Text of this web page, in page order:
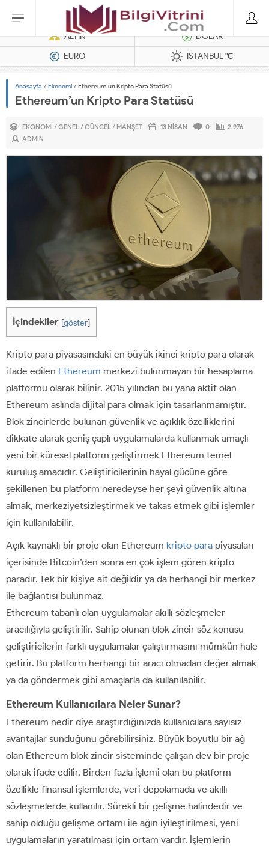
Dizel Jeneratörler
ALTIN
DOLAR
EURO
İSTANBUL°C
Anasayfa »Ekonomi »Ethereum’un Kripto Para Statüsü
Ethereum’un Kripto Para Statüsü
EKONOMI /GENEL/GÜNCEL/ MANŞET 13 NISAN 0
2.976
ADMIN
İçindekiler [göster]
Kripto para piyasasındaki en büyük ikinci kripto para olarak
ifade edilen Ethereum merkezi bulunmayan bir hesaplama
platformu olarak bilinir. 2015 yılından bu yana aktif olan
Ethereum aslında dijital para olmak için tasarlanmamıştır.
Blok zincirlerde bulunan güvenlik ve açıklık özelliklerini
dikkate alarak geniş çaplı uygulamalarda kullanmak amaçlı
yeni bir küresel platform geliştirmek Ethereum temel
kuruluş amacıdır. Geliştiricilerinin hayal gücüne göre
şekillenen bu platform neredeyse her şeyi güvenlik altına
almak, merkeziyetsizleştirmek ve takas etmek gibi işlemler
için kullanılabilir.
Açık kaynaklı bir proje olan Ethereum kripto para piyasaları
içerisinde Bitcoin’den sonra en çok işlem gören kripto
paradır. Tek bir kişiye ait değildir ya da herhangi bir merkez
ile bağlantısı bulunmaz.
Ethereum tabanlı olan uygulamalar akıllı sözleşmeler
aracılığıyla geliştirilir. Sahip olunan blok zincir söz konusu
geliştiricilerin farklı uygulamalar çalıştırmasını mümkün hale
getirir. Bu platform herhangi bir aracı olmadan değer almak
ya da göndermek gibi amaçlarla da kullanılabilir.
Ethereum Kullanıcılara Neler Sunar?
Ethereum nedir diye araştırdığınızda kullanıcılara sayısız
avantajlar sunduğunu görebilirsiniz. Büyük boyutlu bir ağ
olan Ethereum blok zincir sisteminde çalışan dev bir proje
olarak ifade edilir. Birden fazla işlemi olan bu platform
özellikle finansal işlemlerde, veri depolamada ve akıllı
sözleşmelerde kullanılır. Sürekli bir gelişme halindedir ve
sahip olduğu gelişme ortamı ile ağın iyileştirilmesi, yeni
uygulamaların yaratılması için ortam vardır. İşlemlerin